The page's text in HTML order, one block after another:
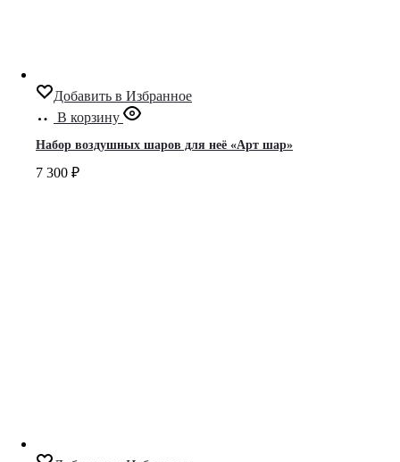
Добавить в Избранное
В корзину
Набор воздушных шаров для неё «Арт шар»
7 300 ₽